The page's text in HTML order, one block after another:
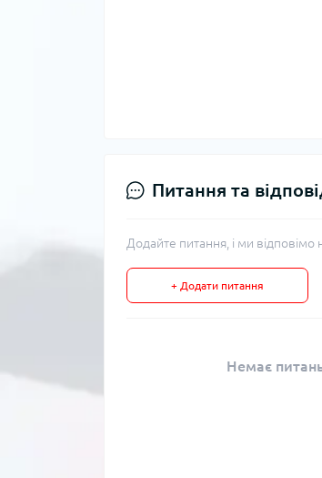
Питання та
Додайте питання, і ми
+ Додати питання
Немає